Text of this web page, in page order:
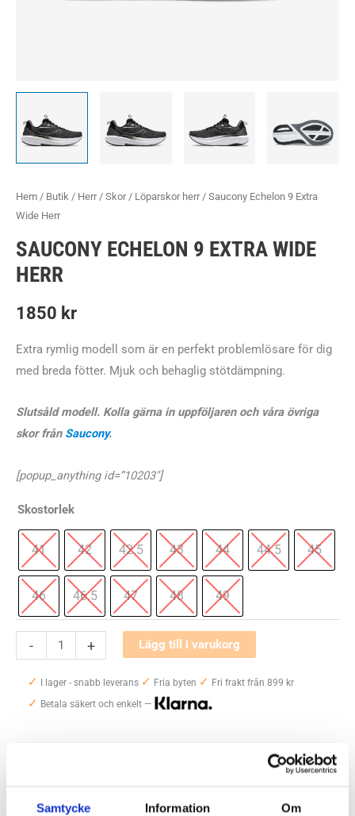
Samtycke Information Om
Hem / Butik / Herr/ Skor/ Löparskor herr/ Saucony Echelon 9 Extra
Wide Herr
SAUCONY ECHELON 9 EXTRA WIDE
HERR
1850 kr
Extra rymlig modell som är en perfekt problemlösare för dig
med breda fötter. Mjuk och behaglig stötdämpning.
Slutsåld modell. Kolla gärna in uppföljaren och våra övriga
skor från Saucony.
[popup_anything id=”10203″]
Skostorlek
41 42 42.5 43 44 44.5 45
46 46.5 47 48 49
-
Saucony
Echelon
Extra
+ Lägg till i varukorg
✓ I lager - snabb leverans ✓ Fria byten ✓ Fri frakt från 899 kr
✓ Betala säkert och enkelt —
Breda skor herr
Saldo weblager. För aktuellt butikssaldo, kontakta din närmsta butik.